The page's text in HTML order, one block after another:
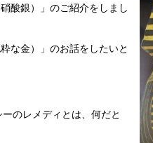
酸銀）」のご紹介をしまし
な金）」のお話をしたいと
のレメディとは、何だと